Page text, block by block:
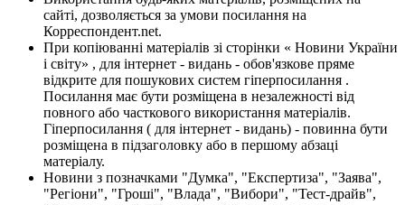
сайті, дозволяється за умови посилання на
Корреспондент.net.
При копіюванні матеріалів зі сторінки « Новини України
і світу» , для інтернет - видань - обов'язкове пряме
відкрите для пошукових систем гіперпосилання .
Посилання має бути розміщена в незалежності від
повного або часткового використання матеріалів.
Гіперпосилання ( для інтернет - видань) - повинна бути
розміщена в підзаголовку або в першому абзаці
матеріалу.
Новини з позначками "Думка", "Експертиза", "Заява",
"Регіони", "Гроші", "Влада", "Вибори", "Тест-драйв",